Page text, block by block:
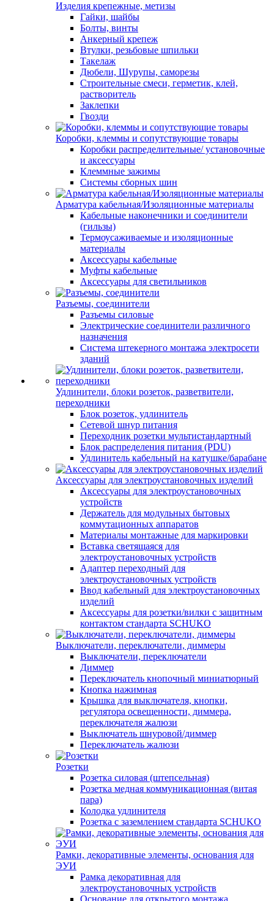
Изделия крепежные, метизы
Гайки, шайбы
Болты, винты
Анкерный крепеж
Втулки, резьбовые шпильки
Такелаж
Дюбели, Шурупы, саморезы
Строительные смеси, герметик, клей,
растворитель
Заклепки
Гвозди
Коробки, клеммы и сопутствующие товары
Коробки распределительные/ установочные
и аксессуары
Клеммные зажимы
Системы сборных шин
Арматура кабельная/Изоляционные материалы
Кабельные наконечники и соединители
(гильзы)
Термоусаживаемые и изоляционные
материалы
Аксессуары кабельные
Муфты кабельные
Аксессуары для светильников
Разъемы, соединители
Разъемы силовые
Электрические соединители различного
назначения
Система штекерного монтажа электросети
зданий
Удлинители, блоки розеток, разветвители,
переходники
Блок розеток, удлинитель
Сетевой шнур питания
Переходник розетки мультистандартный
Блок распределения питания (PDU)
Удлинитель кабельный на катушке/барабане
Аксессуары для электроустановочных изделий
Аксессуары для электроустановочных
устройств
Держатель для модульных бытовых
коммутационных аппаратов
Материалы монтажные для маркировки
Вставка светящаяся для
электроустановочных устройств
Адаптер переходный для
электроустановочных устройств
Ввод кабельный для электроустановочных
изделий
Аксессуары для розетки/вилки с защитным
контактом стандарта SCHUKO
Выключатели, переключатели, диммеры
Выключатели, переключатели
Диммер
Переключатель кнопочный миниатюрный
Кнопка нажимная
Крышка для выключателя, кнопки,
регулятора освещенности, диммера,
переключателя жалюзи
Выключатель шнуровой/диммер
Переключатель жалюзи
Розетки
Розетка силовая (штепсельная)
Розетка медная коммуникационная (витая
пара)
Колодка удлинителя
Розетка с заземлением стандарта SCHUKO
Рамки, декоративные элементы, основания для
ЭУИ
Рамка декоративная для
электроустановочных устройств
Основание для открытого монтажа